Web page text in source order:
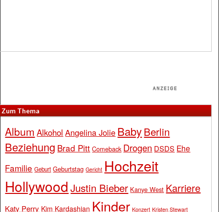
Zum Thema
Album Alkohol Angelina Jolie BabyBerlin
Beziehung Brad Pitt Comeback Drogen DSDS Ehe
Familie Geburt Geburtstag Gericht Hochzeit
Hollywood Justin Bieber Kanye West Karriere
Katy Perry Kim Kardashian Kinder Konzert Kristen Stewart